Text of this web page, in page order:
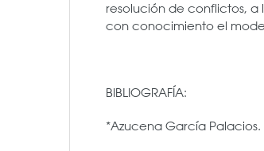
resolución de conflictos,
con conocimiento el
BIBLIOGRAFÍA:
*Azucena García Palacios.